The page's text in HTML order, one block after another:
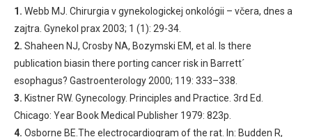
1. Webb MJ. Chirurgia v gynekologickej onkológii – včera, dnes a
zajtra. Gynekol prax 2003; 1 (1): 29-34.
2. Shaheen NJ, Crosby NA, Bozymski EM, et al. Is there
publication biasin there porting cancer risk in Barrett´
esophagus? Gastroenterology 2000; 119: 333–338.
3. Kistner RW. Gynecology. Principles and Practice. 3rd Ed.
Chicago: Year Book Medical Publisher 1979: 823p.
4. Osborne BE.The electrocardiogram of the rat. In: Budden R,